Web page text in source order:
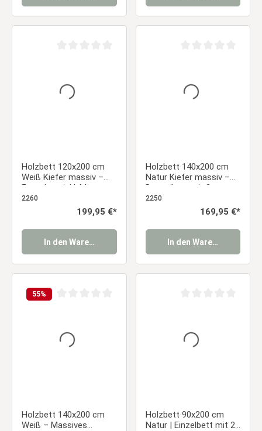
Holzbett 120x200 cm
Weiß Kiefer massiv –
Futonbett inkl. Matratze
& Lattenrost
2260
Regulärer Preis:
199,95 €*
In den Warenkorb
Holzbett 140x200 cm
Natur Kiefer massiv –
Doppelbett mit 2
Bettkästen &
2250
Regulärer Preis:
169,95 €*
In den Warenkorb
55%
Holzbett 140x200 cm
Weiß – Massives
Holzbett 90x200 cm
Natur | Einzelbett mit 2